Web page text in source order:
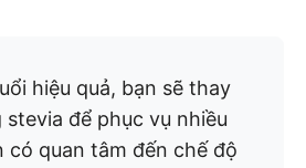
hiệu quả, bạn sẽ thay
để phục vụ nhiều
có quan tâm đến chế độ